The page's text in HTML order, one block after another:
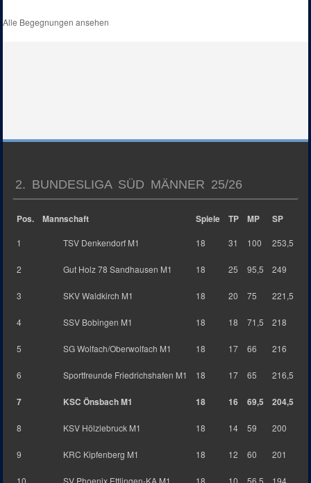
Alle Begegnungen ansehen
2. BUNDESLIGA SÜD MÄNNER 25/26
Pos. Mannschaft Spiele TP MP SP
1 TSV Denkendorf M1 18 31 100 253,5
2 Gut Holz 78 Sandhausen M1 18 25 95,5 249
3 SKV Waldkirch M1 18 20 75 221,5
4 SSV Bobingen M1 18 18 71,5 218
5 SG Wolfach/Oberwolfach M1 18 17 66 216
6 Sportfreunde Friedrichshafen M1 18 17 65 216,5
7 KSC Önsbach M1 18 16 69,5 204,5
8 KSV Hölzlebruck M1 18 14 59 200
9 KRC Kipfenberg M1 18 12 60 201
10 SV Phoenix Ettlingen-KA M1 18 10 56,5 194